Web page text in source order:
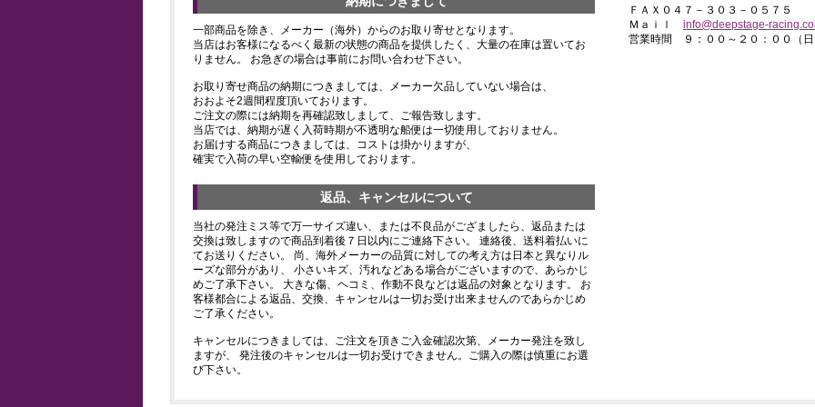
一部商品を除き、メーカー（海外）からのお取り寄せとなります。
当店はお客様になるべく最新の状態の商品を提供したく、大量の在庫は置いてお
りません。 お急ぎの場合は事前にお問い合わせ下さい。
お取り寄せ商品の納期につきましては、メーカー欠品していない場合は、
おおよそ2週間程度頂いております。
ご注文の際には納期を再確認致しまして、ご報告致します。
当店では、納期が遅く入荷時期が不透明な船便は一切使用しておりません。
お届けする商品につきましては、コストは掛かりますが、
確実で入荷の早い空輸便を使用しております。
返品、キャンセルについて
当社の発注ミス等で万一サイズ違い、または不良品がござましたら、返品または
交換は致しますので商品到着後７日以内にご連絡下さい。 連絡後、送料着払いに
てお送りください。 尚、海外メーカーの品質に対しての考え方は日本と異なりル
ーズな部分があり、 小さいキズ、汚れなどある場合がございますので、あらかじ
めご了承下さい。 大きな傷、ヘコミ、作動不良などは返品の対象となります。 お
客様都合による返品、交換、キャンセルは一切お受け出来ませんのであらかじめ
ご了承ください。
キャンセルにつきましては、ご注文を頂きご入金確認次第、メーカー発注を致し
ますが、 発注後のキャンセルは一切お受けできません。ご購入の際は慎重にお選
び下さい。
ＦＡＸ０４７－３０３－０５７５
Ｍａｉｌ info@deepstage-
営業時間 ９：００～２０：００（日